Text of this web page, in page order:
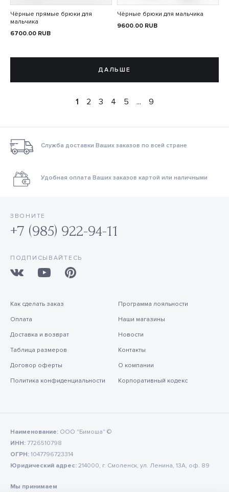
Чёрные прямые брюки для
мальчика
6700.00 RUB
Чёрные брюки для мальчика
9600.00 RUB
ДАЛЬШЕ
1 2 3 4 5 ... 9
Служба доставки Ваших заказов по всей стране
Удобная оплата Ваших заказов картой или наличными
ЗВОНИТЕ
+7 (985) 922-94-11
ПОДПИСЫВАЙТЕСЬ
Как сделать заказ
Оплата
Доставка и возврат
Таблица размеров
Договор оферты
Политика конфиденциальности
Программа лояльности
Наши магазины
Новости
Контакты
О компании
Корпоративный кодекс
Наименование: ООО "Бимоша" ©
ИНН: 7726510798
ОГРН: 1047796723314
Юридический адрес: 214000, г. Смоленск, ул. Ленина, 13А, оф. 89
Мы принимаем